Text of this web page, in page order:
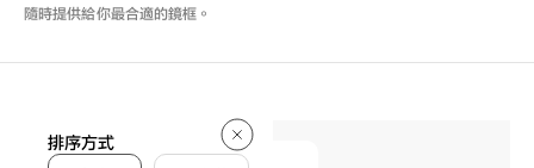
隨時提供給你最合適的鏡框。
排序方式